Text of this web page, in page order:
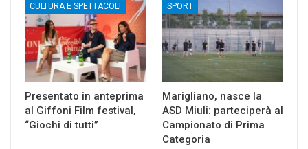
CULTURA E SPETTACOLI
Presentato in anteprima
al Giffoni Film festival,
“Giochi di tutti”
SPORT
Marigliano, nasce la
ASD Miuli: parteciperà al
Campionato di Prima
Categoria